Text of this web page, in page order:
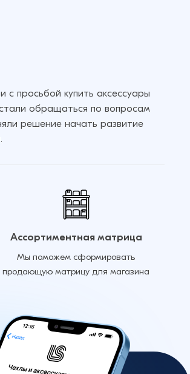
просьбой купить аксессуары
обращаться по вопросам
решение начать развитие
Ассортиментная матрица
Мы поможем сформировать
продающую матрицу для магазина